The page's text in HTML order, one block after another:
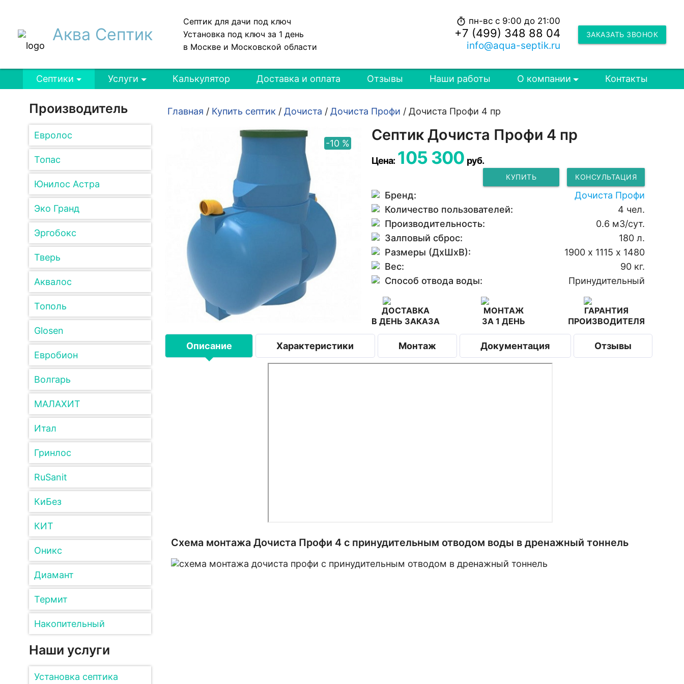
Аква Септик
Септик для дачи под ключ
Установка под ключ за 1 день
в Москве и Московской области
ЗАКАЗАТЬ ЗВОНОК
timer пн-вс с 9:00 до 21:00
+7 (499) 348 88 04
info@aqua-septik.ru
Септики Услуги Калькулятор Доставка и оплата Отзывы Наши работы О компании Контакты
Производитель
Евролос
Топас
Юнилос Астра
Эко Гранд
Эргобокс
Тверь
Аквалос
Тополь
Glosen
Евробион
Волгарь
МАЛАХИТ
Итал
Гринлос
RuSanit
КиБез
КИТ
Оникс
Диамант
Термит
Накопительный
Наши услуги
Установка септика
Главная / Купить септик / Дочиста / Дочиста Профи / Дочиста Профи 4 пр
-10 % Септик Дочиста Профи 4 пр
Цена: 105 300 руб.
КУПИТЬ КОНСУЛЬТАЦИЯ
Бренд:
Дочиста Профи
Количество пользователей:
4 чел.
Производительность:
0.6 м3/сут.
Залповый сброс:
180 л.
Размеры (ДхШхВ):
1900 х 1115 х 1480
Вес:
90 кг.
Способ отвода воды:
Принудительный
ДОСТАВКА
В ДЕНЬ ЗАКАЗА
МОНТАЖ
ЗА 1 ДЕНЬ
ГАРАНТИЯ
ПРОИЗВОДИТЕЛЯ
Описание Характеристики Монтаж Документация Отзывы
Схема монтажа Дочиста Профи 4 с принудительным отводом воды в дренажный тоннель